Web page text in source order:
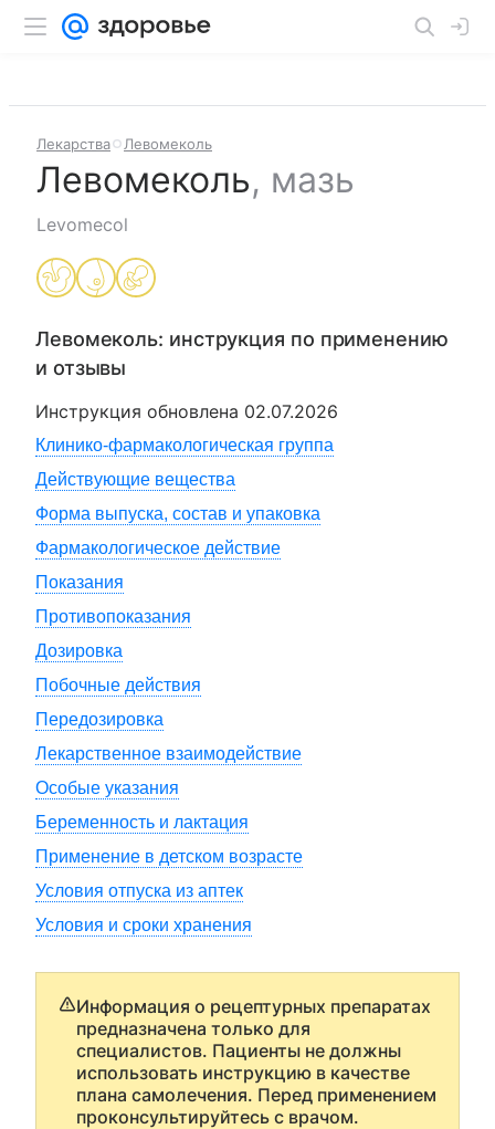
Лекарства Левомеколь
Левомеколь, мазь
Levomecol
Левомеколь: инструкция по применению
и отзывы
Инструкция обновлена 02.07.2026
Клинико-фармакологическая группа
Действующие вещества
Форма выпуска, состав и упаковка
Фармакологическое действие
Показания
Противопоказания
Дозировка
Побочные действия
Передозировка
Лекарственное взаимодействие
Особые указания
Беременность и лактация
Применение в детском возрасте
Условия отпуска из аптек
Условия и сроки хранения
Информация о рецептурных препаратах
предназначена только для
специалистов. Пациенты не должны
использовать инструкцию в качестве
плана самолечения. Перед применением
проконсультируйтесь с врачом.